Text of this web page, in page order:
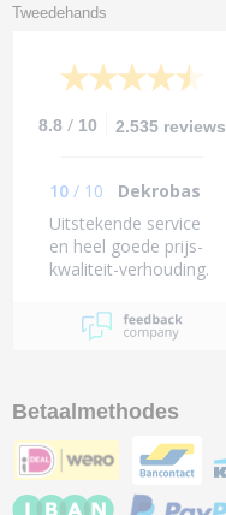
Tweedehands
8.8 / 10 2.535 reviews
10 / 10
Dekrobas
Uitstekende service
en heel goede prijs-
kwaliteit-verhouding.
Betaalmethodes